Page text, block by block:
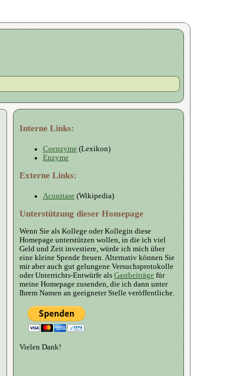
Interne Links:
Coenzyme(Lexikon)
Enzyme
Externe Links:
Aconitase(Wikipedia)
Unterstützung dieser Homepage
Wenn Sie als Kollege oder Kollegin diese
Homepage unterstützen wollen, in die ich viel
Geld und Zeit investiere, würde ich mich über
eine kleine Spende freuen. Alternativ können Sie
mir aber auch gut gelungene Versuchsprotokolle
oder Unterrichts-Entwürfe als Gastbeiträgefür
meine Homepage zusenden, die ich dann unter
Ihrem Namen an geeigneter Stelle veröffentliche.
Vielen Dank!